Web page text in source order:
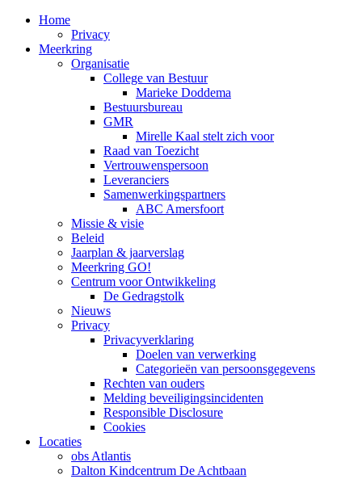
Home
Privacy
Meerkring
Organisatie
College van Bestuur
Marieke Doddema
Bestuursbureau
GMR
Mirelle Kaal stelt zich voor
Raad van Toezicht
Vertrouwenspersoon
Leveranciers
Samenwerkingspartners
ABC Amersfoort
Missie & visie
Beleid
Jaarplan & jaarverslag
Meerkring GO!
Centrum voor Ontwikkeling
De Gedragstolk
Nieuws
Privacy
Privacyverklaring
Doelen van verwerking
Categorieën van persoonsgegevens
Rechten van ouders
Melding beveiligingsincidenten
Responsible Disclosure
Cookies
Locaties
obs Atlantis
Dalton Kindcentrum De Achtbaan